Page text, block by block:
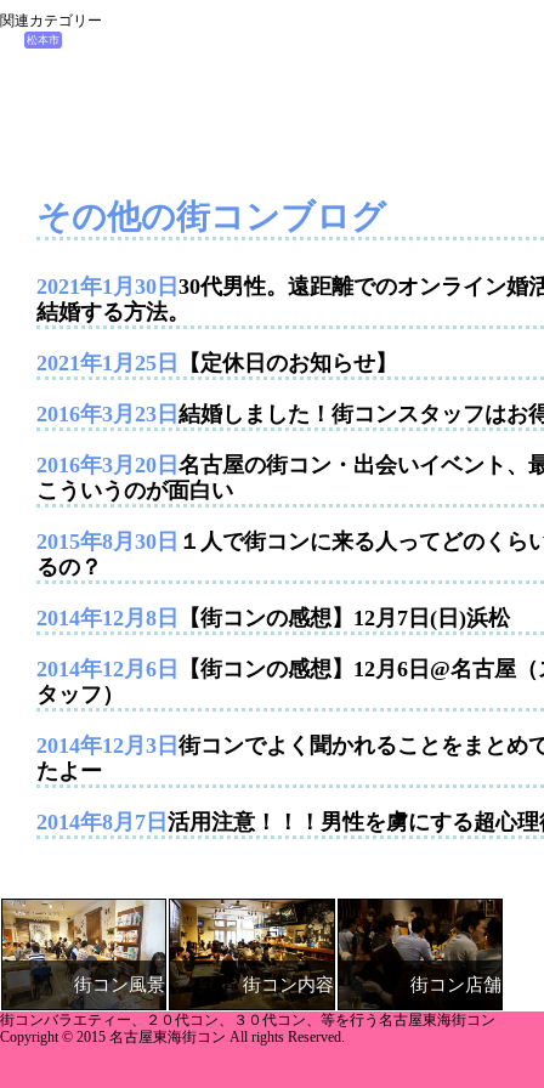
関連カテゴリー
松本市
その他の街コンブログ
2021年1月30日 30代男性。遠距離でのオンライン婚
結婚する方法。
2021年1月25日 【定休日のお知らせ】
2016年3月23日 結婚しました！街コンスタッフはお
2016年3月20日 名古屋の街コン・出会いイベント、
こういうのが面白い
2015年8月30日 １人で街コンに来る人ってどのくら
るの？
2014年12月8日 【街コンの感想】12月7日(日)浜松
2014年12月6日
【街コンの感想】12月6日@名古屋（
タッフ）
2014年12月3日 街コンでよく聞かれることをまとめ
たよー
2014年8月7日 活用注意！！！男性を虜にする超心理
街コン風景 街コン内容 街コン店舗
街コンバラエティー、２０代コン、３０代コン、等を行う名古屋東海街コン
Copyright © 2015 名古屋東海街コン All rights Reserved.